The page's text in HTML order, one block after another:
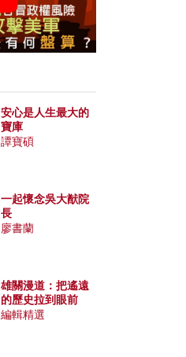
安心是人生最大的
寶庫
譚寶碩
一起懷念吳大猷院
長
廖書蘭
雄關漫道：把遙遠
的歷史拉到眼前
編輯精選